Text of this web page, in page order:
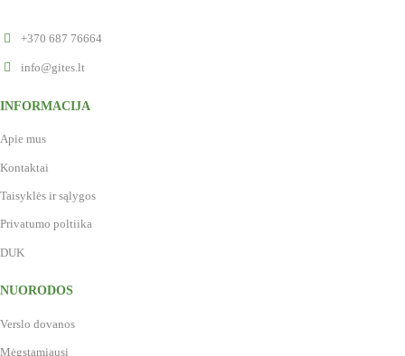
+370 687 76664
info@gites.lt
INFORMACIJA
Apie mus
Kontaktai
Taisyklės ir sąlygos
Privatumo poltiika
DUK
NUORODOS
Verslo dovanos
Mėgstamiausi